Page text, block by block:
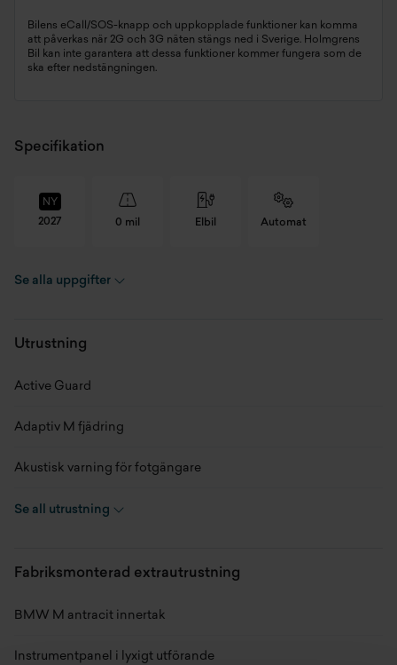
Bilens eCall/SOS-knapp och uppkopplade funktioner kan komma
att påverkas när 2G och 3G näten stängs ned i Sverige. Holmgrens
Bil kan inte garantera att dessa funktioner kommer fungera som de
ska efter nedstängningen.
Specifikation
NY
2027
0 mil Elbil Automat
Modellår
Se alla uppgifter
Utrustning
Active Guard
Adaptiv M fjädring
Akustisk varning för fotgängare
Alarmsystem
Se all utrustning
Fabriksmonterad extrautrustning
BMW M antracit innertak
Instrumentpanel i lyxigt utförande